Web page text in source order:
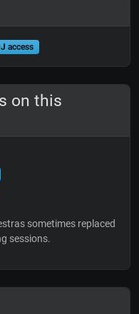
access
on this
sometimes replaced
sessions.